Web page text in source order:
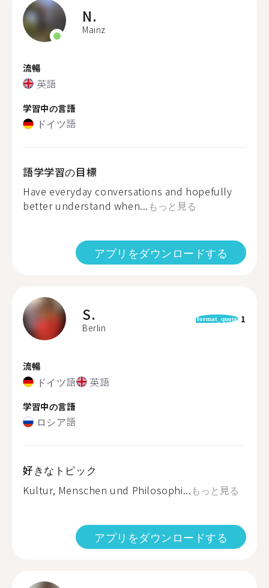
N.
Mainz
流暢
英語
学習中の言語
ドイツ語
語学学習の目標
Have everyday conversations and hopefully
better understand when... もっと見る
アプリをダウンロードする
S.
Berlin
format_quote 1
流暢
ドイツ語 英語
学習中の言語
ロシア語
好きなトピック
Kultur, Menschen und Philosophi...もっと見る
アプリをダウンロードする